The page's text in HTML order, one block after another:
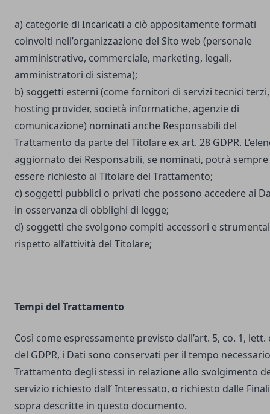
a) categorie di Incaricati a ciò appositamente formati
coinvolti nell’organizzazione del Sito web (personale
amministrativo, commerciale, marketing, legali,
amministratori di sistema);
b) soggetti esterni (come fornitori di servizi tecnici terzi,
hosting provider, società informatiche, agenzie di
comunicazione) nominati anche Responsabili del
Trattamento da parte del Titolare ex art. 28 GDPR.
aggiornato dei Responsabili, se nominati, potrà sempre
essere richiesto al Titolare del Trattamento;
c) soggetti pubblici o privati che possono accedere ai
in osservanza di obblighi di legge;
d) soggetti che svolgono compiti accessori e
rispetto all’attività del Titolare;
Tempi del Trattamento
Così come espressamente previsto dall’art. 5, co. 1, lett.
del GDPR, i Dati sono conservati per il tempo
Trattamento degli stessi in relazione allo svolgimento
servizio richiesto dall’ Interessato, o richiesto dalle
sopra descritte in questo documento.